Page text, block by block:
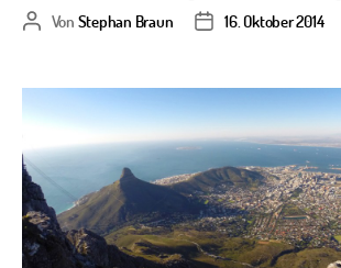
Beitragsautor
Von Stephan Braun 16. Oktober 2014